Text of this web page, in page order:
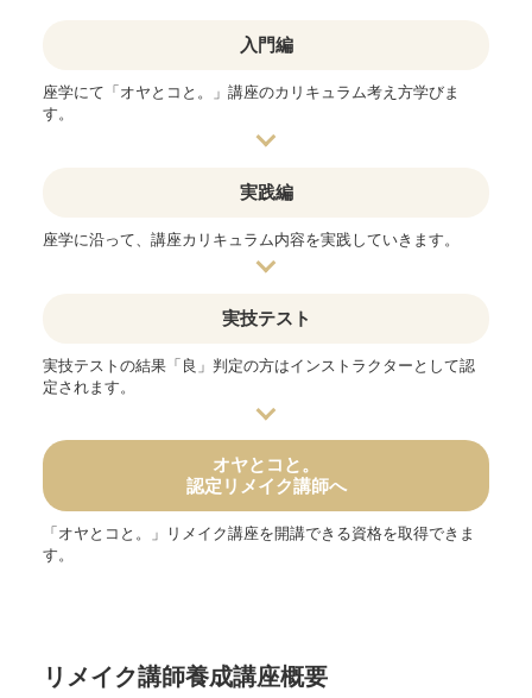
入門編
座学にて「オヤとコと。」講座のカリキュラム考え方学びま
す。
実践編
座学に沿って、講座カリキュラム内容を実践していきます。
実技テスト
実技テストの結果「良」判定の方はインストラクターとして認
定されます。
オヤとコと。
認定リメイク講師へ
「オヤとコと。」リメイク講座を開講できる資格を取得できま
す。
リメイク講師養成講座概要